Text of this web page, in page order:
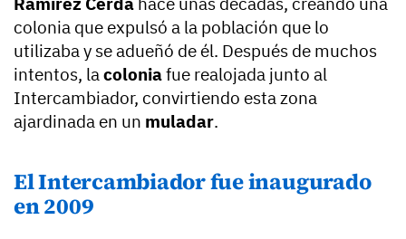
colonia que expulsó a la población que lo
utilizaba y se adueñó de él. Después de muchos
intentos, la coloniafue realojada junto al
Intercambiador, convirtiendo esta zona
ajardinada en un muladar.
El Intercambiador fue inaugurado
en 2009